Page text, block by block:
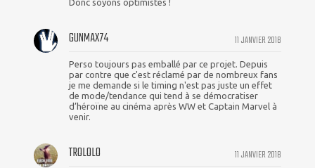
11 JANVIER 2018
GUNMAX74
Perso toujours pas emballé par ce projet. Depuis
par contre que c'est réclamé par de nombreux fans
je me demande si le timing n'est pas juste un effet
de mode/tendance qui tend à se démocratiser
d’héroïne au cinéma après WW et Captain Marvel à
venir.
11 JANVIER 2018
TROLOLO